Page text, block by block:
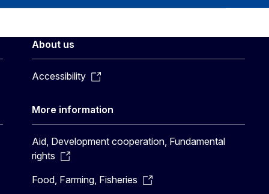
About us
Accessibility
More information
Aid, Development cooperation, Fundamental
rights
Food, Farming, Fisheries